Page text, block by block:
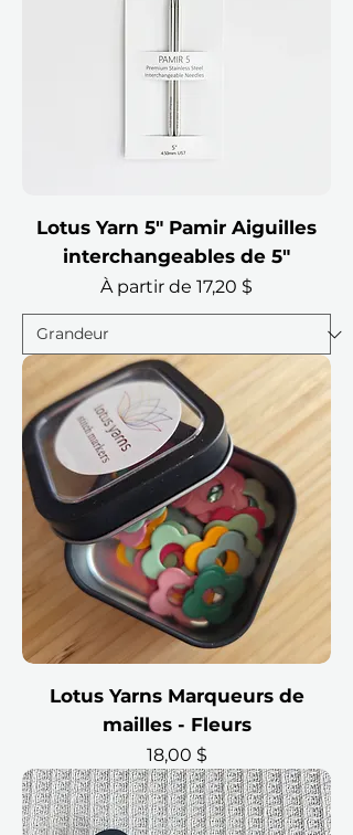
Lotus Yarn 5" Pamir Aiguilles
interchangeables de 5"
À partir de 17,20 $
Prix promotionnel
Lotus Yarns Marqueurs de
mailles - Fleurs
Prix
18,00 $